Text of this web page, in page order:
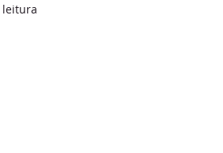
leitura